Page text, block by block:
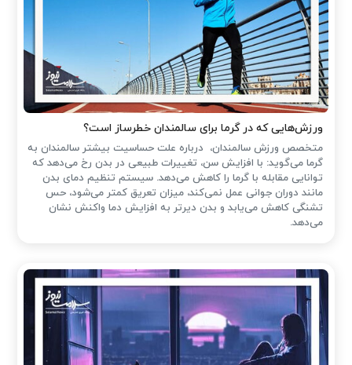
ورزش‌هایی که در گرما برای سالمندان خطرساز است؟
متخصص ورزش سالمندان، درباره علت حساسیت بیشتر سالمندان به
گرما می‌گوید: با افزایش سن، تغییرات طبیعی در بدن رخ می‌دهد که
توانایی مقابله با گرما را کاهش می‌دهد. سیستم تنظیم دمای بدن
مانند دوران جوانی عمل نمی‌کند، میزان تعریق کمتر می‌شود، حس
تشنگی کاهش می‌یابد و بدن دیرتر به افزایش دما واکنش نشان
می‌دهد.